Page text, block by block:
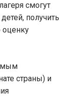
смогут
получить
страны) и